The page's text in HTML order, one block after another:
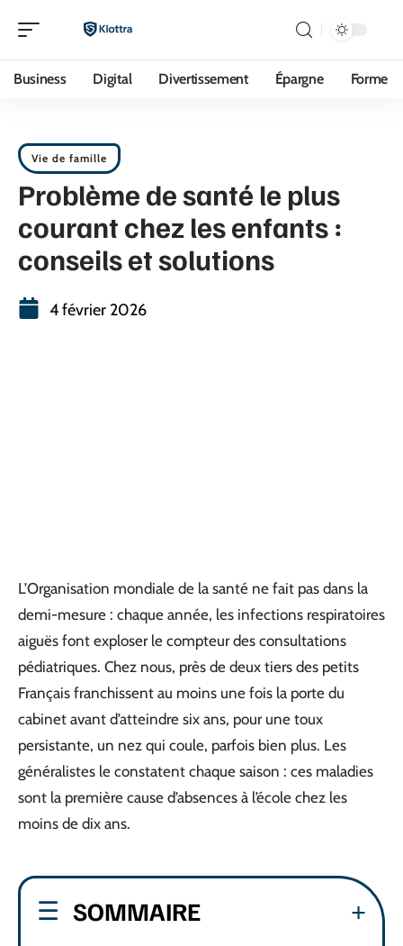
Business Digital Divertissement Épargne Forme
Vie de famille
Problème de santé le plus
courant chez les enfants :
conseils et solutions
4 février 2026
L’Organisation mondiale de la santé ne fait pas dans la
demi-mesure : chaque année, les infections respiratoires
aiguës font exploser le compteur des consultations
pédiatriques. Chez nous, près de deux tiers des petits
Français franchissent au moins une fois la porte du
cabinet avant d’atteindre six ans, pour une toux
persistante, un nez qui coule, parfois bien plus. Les
généralistes le constatent chaque saison : ces maladies
sont la première cause d’absences à l’école chez les
moins de dix ans.
SOMMAIRE